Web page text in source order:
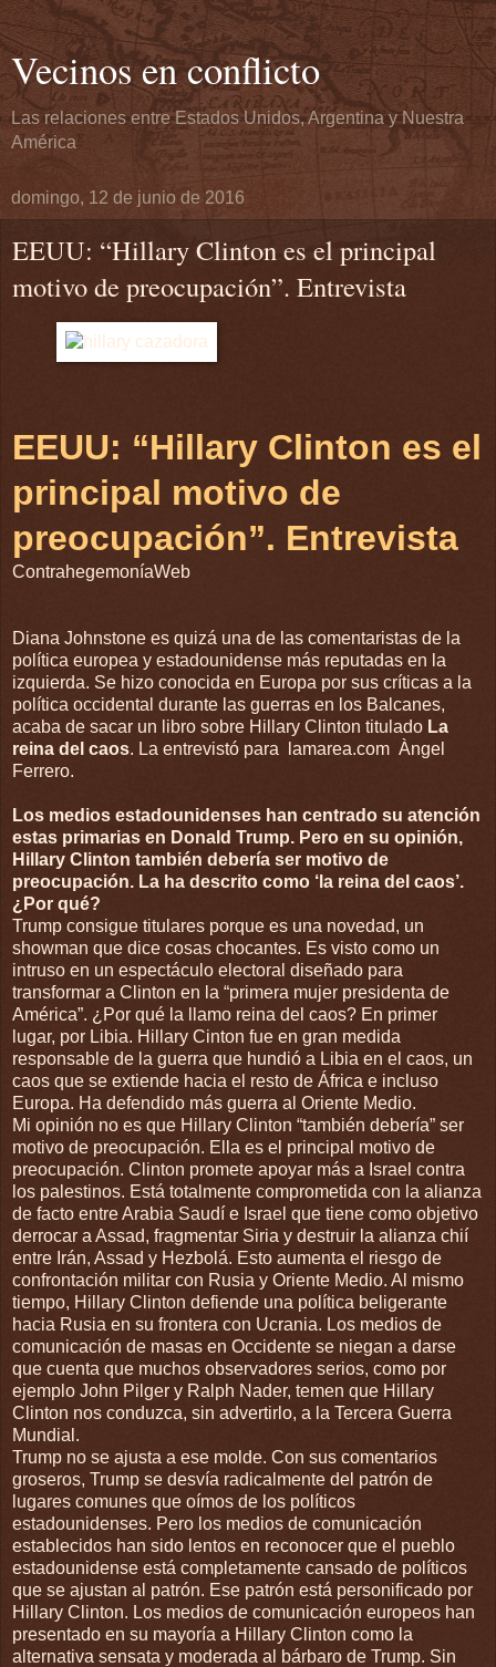
Vecinos en conflicto
Las relaciones entre Estados Unidos, Argentina y Nuestra
América
domingo, 12 de junio de 2016
EEUU: “Hillary Clinton es el principal
motivo de preocupación”. Entrevista
EEUU: “Hillary Clinton es el
principal motivo de
preocupación”. Entrevista
ContrahegemoníaWeb
Diana Johnstone es quizá una de las comentaristas de la
política europea y estadounidense más reputadas en la
izquierda. Se hizo conocida en Europa por sus críticas a la
política occidental durante las guerras en los Balcanes,
acaba de sacar un libro sobre Hillary Clinton titulado La
reina del caos. La entrevistó para lamarea.com Àngel
Ferrero.
Los medios estadounidenses han centrado su atención
estas primarias en Donald Trump. Pero en su opinión,
Hillary Clinton también debería ser motivo de
preocupación. La ha descrito como ‘la reina del caos’.
¿Por qué?
Trump consigue titulares porque es una novedad, un
showman que dice cosas chocantes. Es visto como un
intruso en un espectáculo electoral diseñado para
transformar a Clinton en la “primera mujer presidenta de
América”. ¿Por qué la llamo reina del caos? En primer
lugar, por Libia. Hillary Cinton fue en gran medida
responsable de la guerra que hundió a Libia en el caos, un
caos que se extiende hacia el resto de África e incluso
Europa. Ha defendido más guerra al Oriente Medio.
Mi opinión no es que Hillary Clinton “también debería” ser
motivo de preocupación. Ella es el principal motivo de
preocupación. Clinton promete apoyar más a Israel contra
los palestinos. Está totalmente comprometida con la alianza
de facto entre Arabia Saudí e Israel que tiene como objetivo
derrocar a Assad, fragmentar Siria y destruir la alianza chií
entre Irán, Assad y Hezbolá. Esto aumenta el riesgo de
confrontación militar con Rusia y Oriente Medio. Al mismo
tiempo, Hillary Clinton defiende una política beligerante
hacia Rusia en su frontera con Ucrania. Los medios de
comunicación de masas en Occidente se niegan a darse
que cuenta que muchos observadores serios, como por
ejemplo John Pilger y Ralph Nader, temen que Hillary
Clinton nos conduzca, sin advertirlo, a la Tercera Guerra
Mundial.
Trump no se ajusta a ese molde. Con sus comentarios
groseros, Trump se desvía radicalmente del patrón de
lugares comunes que oímos de los políticos
estadounidenses. Pero los medios de comunicación
establecidos han sido lentos en reconocer que el pueblo
estadounidense está completamente cansado de políticos
que se ajustan al patrón. Ese patrón está personificado por
Hillary Clinton. Los medios de comunicación europeos han
presentado en su mayoría a Hillary Clinton como la
alternativa sensata y moderada al bárbaro de Trump. Sin